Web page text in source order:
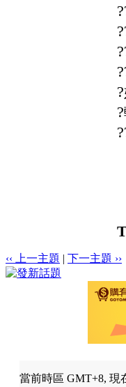
‹‹ 上一主題 | 下一主題 ››
當前時區 GMT+8, 現